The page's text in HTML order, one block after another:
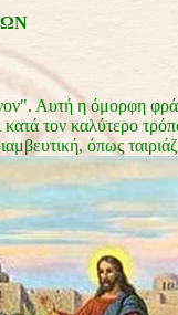
Αυτή η όμορφη
τον καλύτερο
όπως